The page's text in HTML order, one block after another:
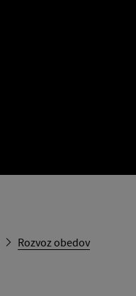
Rozvoz obedov